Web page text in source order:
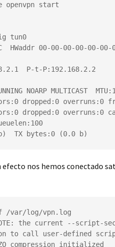
openvpn start
tun0
HWaddr 00-00-00-00-00-
P-t-P:192.168.2.2
NOARP MULTICAST
overruns:0
overruns:0
bytes:0 (0.0 b)
efecto nos hemos conectado
/var/log/vpn.log
the current --script-
to call user-defined
compression initialized